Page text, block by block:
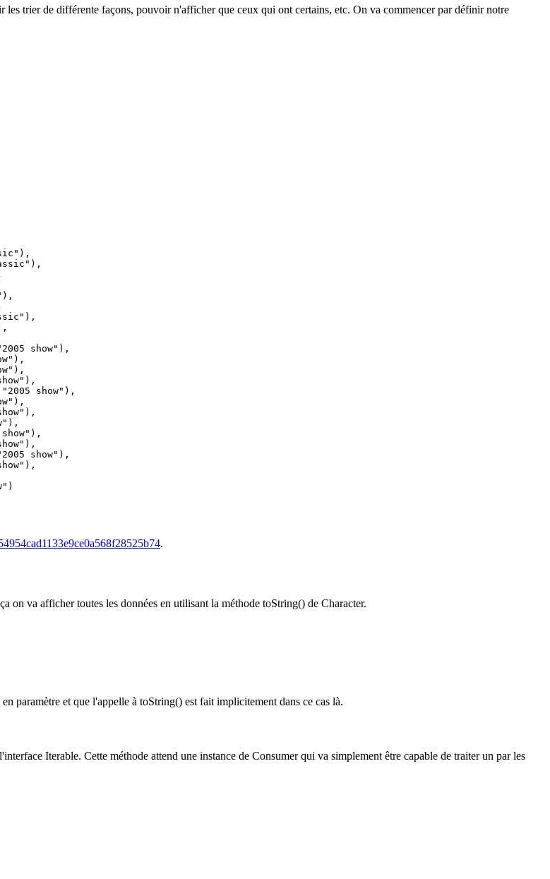
trier de différente façons, pouvoir n'afficher que ceux qui ont certains, etc. On va commencer par définir notre
show"),
show"),
show"),
.
on va afficher toutes les données en utilisant la méthode toString() de Character.
paramètre et que l'appelle à toString() est fait implicitement dans ce cas là.
Iterable. Cette méthode attend une instance de Consumer qui va simplement être capable de traiter un par les